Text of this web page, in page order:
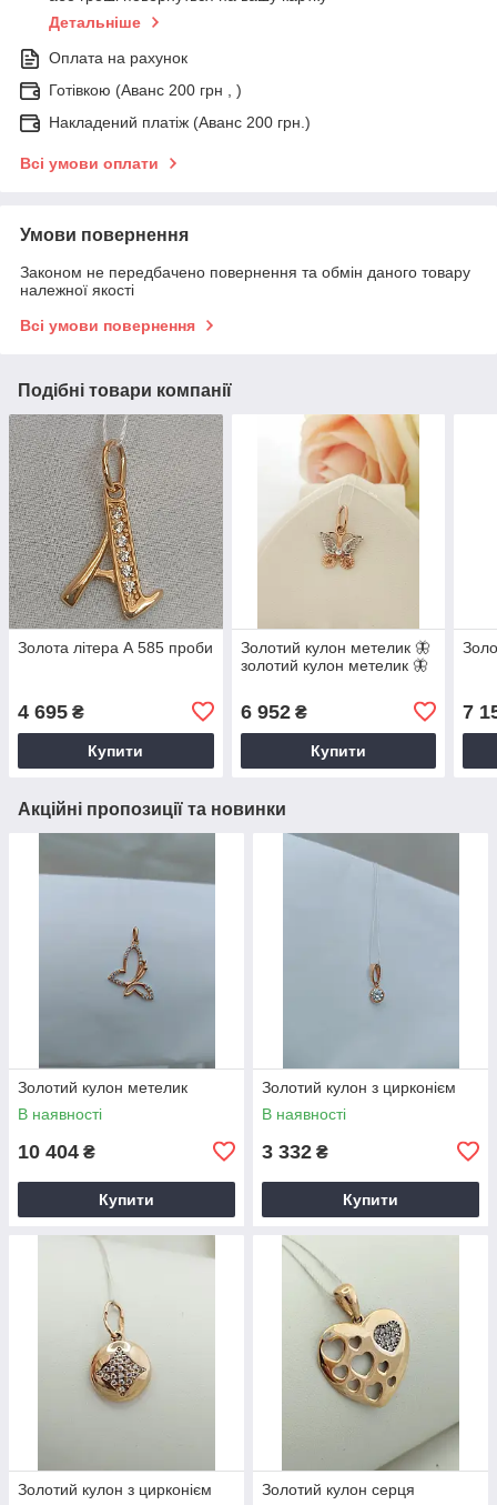
Детальніше
Оплата на рахунок
Готівкою (Аванс 200 грн , )
Накладений платіж (Аванс 200 грн.)
Всі умови оплати
Умови повернення
Законом не передбачено повернення та обмін даного товару
належної якості
Всі умови повернення
Подібні товари компанії
Золота літера А 585 проби
4 695 ₴
Купити
Золотий кулон метелик 🦋
золотий кулон метелик 🦋
6 952₴
Купити
7
Акційні пропозиції та новинки
Золотий кулон метелик
В наявності
10 404 ₴
Купити
Золотий кулон з цирконієм
В наявності
3 332 ₴
Купити
Золотий кулон з цирконієм
Золотий кулон серця